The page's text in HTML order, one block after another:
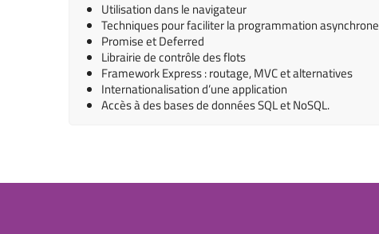
Utilisation dans le navigateur
Techniques pour faciliter la programmation asynchrone
Promise et Deferred
Librairie de contrôle des flots
Framework Express : routage, MVC et alternatives
Internationalisation d’une application
Accès à des bases de données SQL et NoSQL.